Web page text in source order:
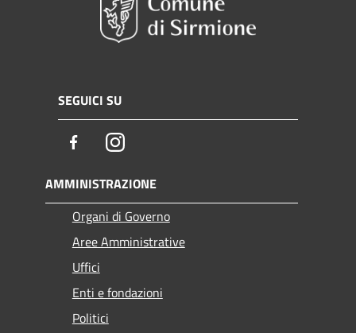
SEGUICI SU
FacebookInstagram
AMMINISTRAZIONE
Organi di Governo
Aree Amministrative
Uffici
Enti e fondazioni
Politici